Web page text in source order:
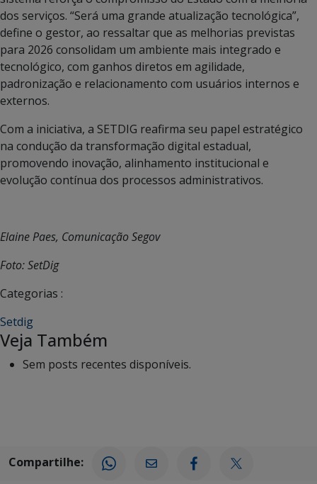
dos serviços. “Será uma grande atualização tecnológica”,
define o gestor, ao ressaltar que as melhorias previstas
para 2026 consolidam um ambiente mais integrado e
tecnológico, com ganhos diretos em agilidade,
padronização e relacionamento com usuários internos e
externos.
Com a iniciativa, a SETDIG reafirma seu papel estratégico
na condução da transformação digital estadual,
promovendo inovação, alinhamento institucional e
evolução contínua dos processos administrativos.
Elaine Paes, Comunicação Segov
Foto: SetDig
Categorias :
Setdig
Veja Também
Sem posts recentes disponíveis.
Compartilhe: